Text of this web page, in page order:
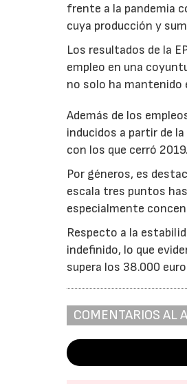
frente a la pandemia
cuya producción y
Los resultados de la
empleo en una
no solo ha mantenido
Además de los
inducidos a partir de
con los que cerró 2019.
Por géneros, es
escala tres puntos
especialmente
Respecto a la
indefinido, lo que
supera los 38.000
COMENTARIOS AL